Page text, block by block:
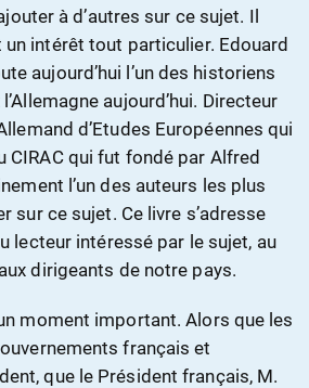
à d’autres sur ce sujet. Il
intérêt tout particulier. Edouard
aujourd’hui l’un des historiens
aujourd’hui. Directeur
d’Etudes Européennes qui
CIRAC qui fut fondé par Alfred
l’un des auteurs les plus
sur ce sujet. Ce livre s’adresse
lecteur intéressé par le sujet, au
dirigeants de notre pays.
moment important. Alors que les
français et
que le Président français, M.